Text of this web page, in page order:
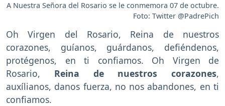
A Nuestra Señora del Rosario se le conmemora 07 de octubre.
Foto: Twitter @PadrePich
Oh Virgen del Rosario, Reina de nuestros
corazones, guíanos, guárdanos, defiéndenos,
protégenos, en ti confiamos. Oh Virgen de
Rosario, Reina de nuestros corazones,
auxílianos, danos fuerza, no nos abandones, en ti
confiamos.